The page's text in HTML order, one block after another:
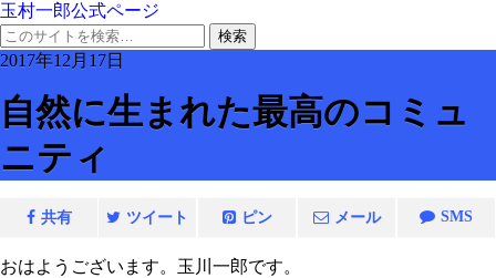
玉村一郎公式ページ
2017年12月17日
自然に生まれた最高のコミュ
ニティ
共有 ツイート ピン メール SMS
おはようございます。玉川一郎です。